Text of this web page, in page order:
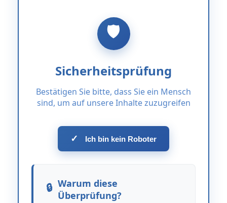
Sicherheitsprüfung
Bestätigen Sie bitte, dass Sie ein Mensch
sind, um auf unsere Inhalte zuzugreifen
✓ Ich bin kein Roboter
Warum diese
Überprüfung?